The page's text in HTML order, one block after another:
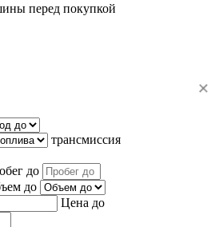
перед покупкой
трансмиссия
до
до
Цена до